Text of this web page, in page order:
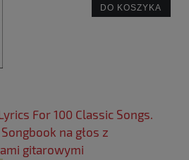
DO KOSZYKA
For 100 Classic Songs.
na głos z
gitarowymi